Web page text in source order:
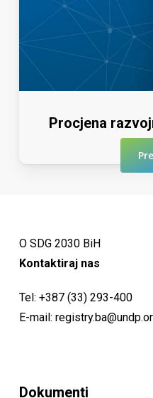
Procjena
O SDG 2030 BiH
Kontaktiraj nas
Tel: +387 (33) 293-400
E-mail:
Dokumenti